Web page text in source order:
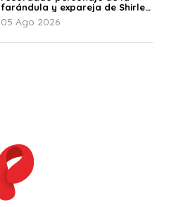
farándula y expareja de Shirley
Cherres
05 Ago 2026